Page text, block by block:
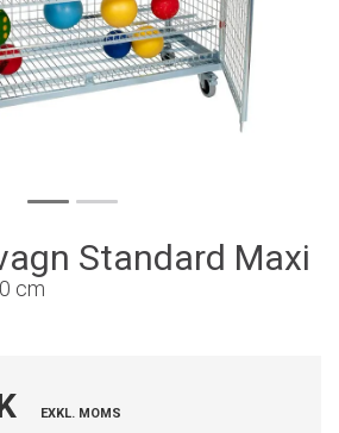
Standard Maxi
cm
EXKL. MOMS